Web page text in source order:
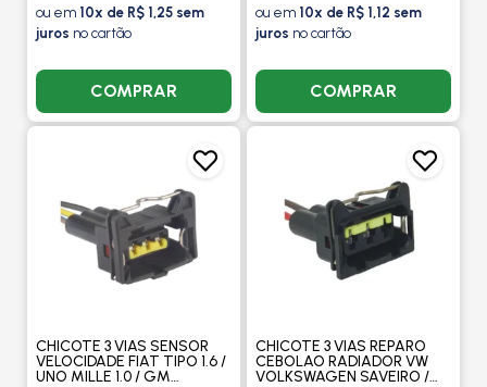
ou em 10x de R$ 1,25 sem
juros no cartão
COMPRAR
ou em 10x de R$ 1,12 sem
juros no cartão
COMPRAR
CHICOTE 3 VIAS SENSOR
VELOCIDADE FIAT TIPO 1.6 /
UNO MILLE 1.0 / GM
CHICOTE 3 VIAS REPARO
CEBOLAO RADIADOR VW
VOLKSWAGEN SAVEIRO /